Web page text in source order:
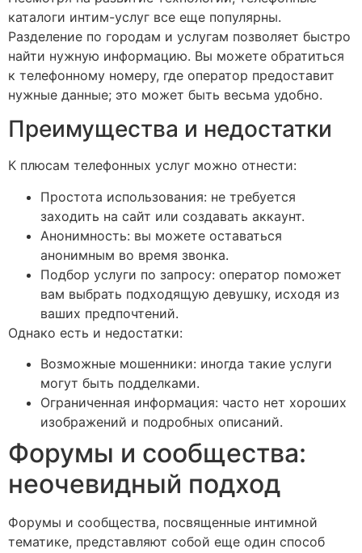
каталоги интим-услуг все еще популярны.
Разделение по городам и услугам позволяет быстро
найти нужную информацию. Вы можете обратиться
к телефонному номеру, где оператор предоставит
нужные данные; это может быть весьма удобно.
Преимущества и недостатки
К плюсам телефонных услуг можно отнести:
Простота использования: не требуется
заходить на сайт или создавать аккаунт.
Анонимность: вы можете оставаться
анонимным во время звонка.
Подбор услуги по запросу: оператор поможет
вам выбрать подходящую девушку, исходя из
ваших предпочтений.
Однако есть и недостатки:
Возможные мошенники: иногда такие услуги
могут быть подделками.
Ограниченная информация: часто нет хороших
изображений и подробных описаний.
Форумы и сообщества:
неочевидный подход
Форумы и сообщества, посвященные интимной
тематике, представляют собой еще один способ